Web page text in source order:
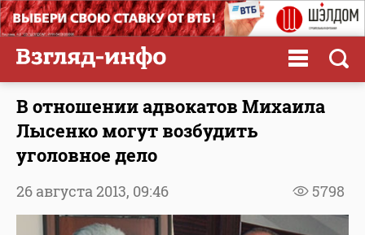
В отношении адвокатов Михаила
Лысенко могут возбудить
уголовное дело
5798
26 августа 2013, 09:46